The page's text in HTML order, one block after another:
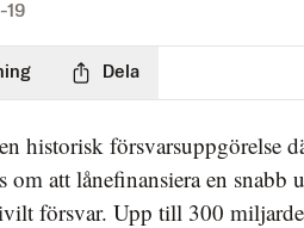
19
Dela
historisk försvarsuppgörelse
om att lånefinansiera en snabb
försvar. Upp till 300